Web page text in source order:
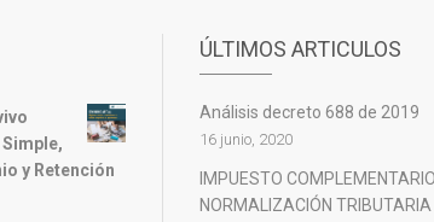
y Retención
ÚLTIMOS ARTICULOS
Análisis decreto 688 de 2019
16 junio, 2020
IMPUESTO
NORMALIZACIÓN TRIBUTARIA